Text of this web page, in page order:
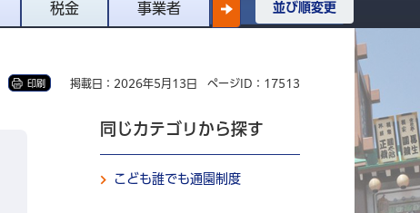
税金 事業者 並び順変更
印刷 掲載日：2026年5月13日 ページID：17513
同じカテゴリから探す
こども誰でも通園制度